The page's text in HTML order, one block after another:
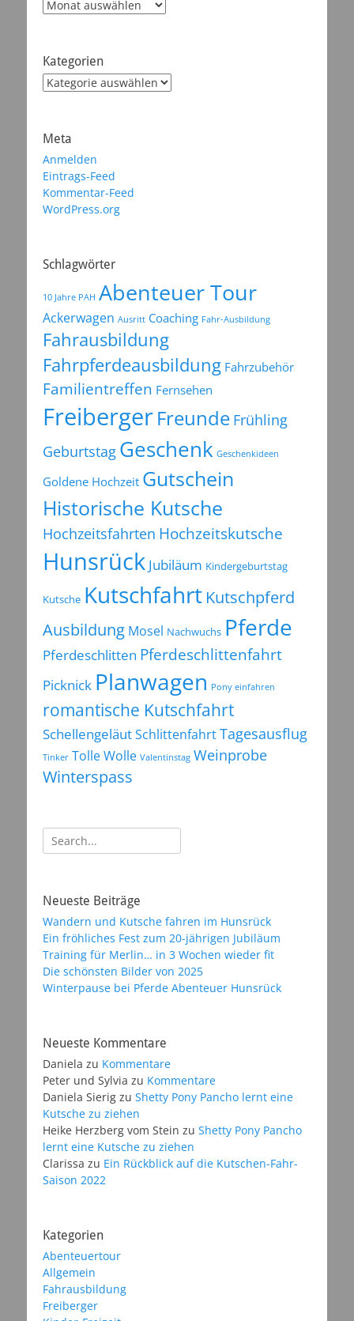
Archiv
Kategorien
Kategorien
Meta
Anmelden
Eintrags-Feed
Kommentar-Feed
WordPress.org
Schlagwörter
10 Jahre PAH Abenteuer Tour
Ackerwagen Ausritt Coaching Fahr-Ausbildung
Fahrausbildung
Fahrpferdeausbildung Fahrzubehör
Familientreffen Fernsehen
FreibergerFreunde Frühling
Geburtstag Geschenk Geschenkideen
Goldene Hochzeit Gutschein
Historische Kutsche
Hochzeitsfahrten Hochzeitskutsche
Hunsrück Jubiläum Kindergeburtstag
Kutsche Kutschfahrt Kutschpferd
Ausbildung Mosel Nachwuchs Pferde
Pferdeschlitten Pferdeschlittenfahrt
Picknick Planwagen Pony einfahren
romantische Kutschfahrt
SchellengeläutSchlittenfahrtTagesausflug
Tinker Tolle Wolle Valentinstag Weinprobe
Winterspass
Suchen
nach:
Neueste Beiträge
Wandern und Kutsche fahren im Hunsrück
Ein fröhliches Fest zum 20-jährigen Jubiläum
Training für Merlin… in 3 Wochen wieder fit
Die schönsten Bilder von 2025
Winterpause bei Pferde Abenteuer Hunsrück
Neueste Kommentare
Daniela zu Kommentare
Peter und Sylvia zu Kommentare
Daniela Sierig zu Shetty Pony Pancho lernt eine
Kutsche zu ziehen
Heike Herzberg vom Stein zu Shetty Pony Pancho
lernt eine Kutsche zu ziehen
Clarissa zu Ein Rückblick auf die Kutschen-Fahr-
Saison 2022
Kategorien
Abenteuertour
Allgemein
Fahrausbildung
Freiberger